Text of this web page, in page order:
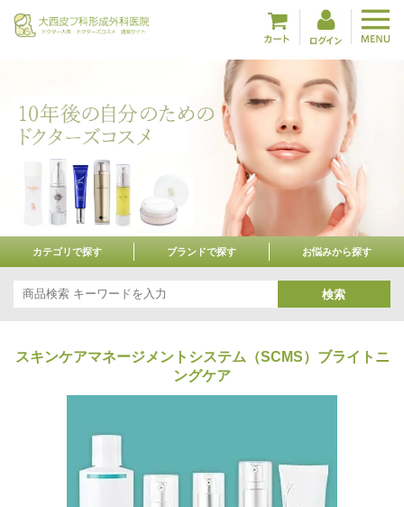
カテゴリで探す ブランドで探す お悩みから探す
検索
スキンケアマネージメントシステム（SCMS）ブライトニ
ングケア